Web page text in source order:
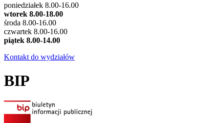
poniedziałek 8.00-16.00
wtorek 8.00-18.00
środa 8.00-16.00
czwartek 8.00-16.00
piątek 8.00-14.00
Kontakt do wydziałów
BIP